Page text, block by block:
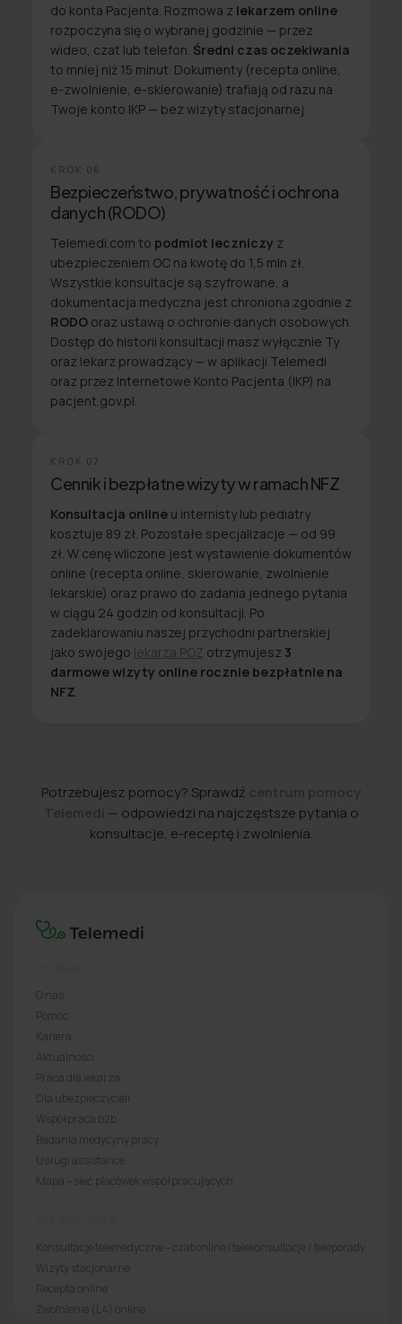
do konta Pacjenta. Rozmowa z lekarzem online
rozpoczyna się o wybranej godzinie — przez
wideo, czat lub telefon. Średni czas oczekiwania
to mniej niż 15 minut. Dokumenty (recepta online,
e-zwolnienie, e-skierowanie) trafiają od razu na
Twoje konto IKP — bez wizyty stacjonarnej.
KROK 06
Bezpieczeństwo, prywatność i ochrona
danych (RODO)
Telemedi.com to podmiot leczniczy z
ubezpieczeniem OC na kwotę do 1,5 mln zł.
Wszystkie konsultacje są szyfrowane, a
dokumentacja medyczna jest chroniona zgodnie z
RODO oraz ustawą o ochronie danych osobowych.
Dostęp do historii konsultacji masz wyłącznie Ty
oraz lekarz prowadzący — w aplikacji Telemedi
oraz przez Internetowe Konto Pacjenta (IKP) na
pacjent.gov.pl.
KROK 07
Cennik i bezpłatne wizyty w ramach NFZ
Konsultacja online u internisty lub pediatry
kosztuje 89 zł. Pozostałe specjalizacje — od 99
zł. W cenę wliczone jest wystawienie dokumentów
online (recepta online, skierowanie, zwolnienie
lekarskie) oraz prawo do zadania jednego pytania
w ciągu 24 godzin od konsultacji. Po
zadeklarowaniu naszej przychodni partnerskiej
jako swojego lekarza POZ otrzymujesz 3
darmowe wizyty online rocznie bezpłatnie na
NFZ
Potrzebujesz pomocy? Sprawdź centrum pomocy
Telemedi — odpowiedzi na najczęstsze pytania o
konsultacje, e-receptę i zwolnienia.
O nas
Pomoc
Kariera
Aktualności
Praca dla lekarza
Dla ubezpieczycieli
Współpraca b2b
Badania medycyny pracy
Usługi assistance
Mapa – sieć placówek współpracujących
Konsultacje telemedyczne – czat online i telekonsultacje / teleporady
Wizyty stacjonarne
Recepta online
Zwolnienie (L4) online